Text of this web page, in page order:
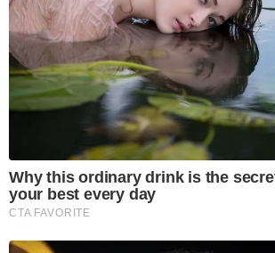
Why this ordinary drink is the
your best every day
CTA FAVORITE